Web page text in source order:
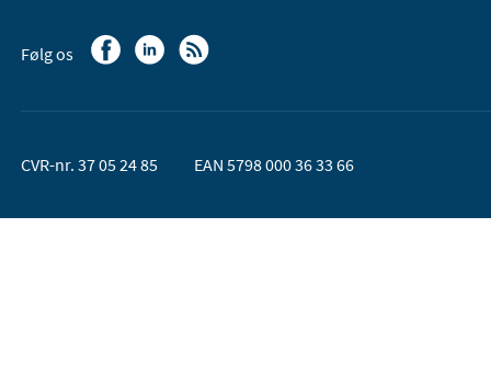
Følg os
CVR-nr. 37 05 24 85 EAN 5798 000 36 33 66